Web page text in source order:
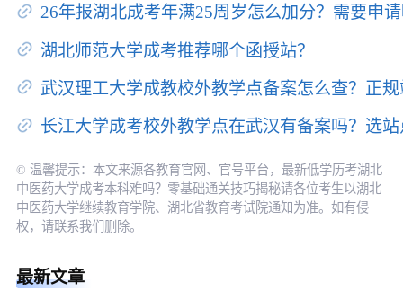
26年报湖北成考年满25周岁怎么加分？需要申
湖北师范大学成考推荐哪个函授站？
武汉理工大学成教校外教学点备案怎么查？正
长江大学成考校外教学点在武汉有备案吗？选
© 温馨提示：本文来源各教育官网、官号平台，最新低学历考湖北
中医药大学成考本科难吗？零基础通关技巧揭秘请各位考生以湖北
中医药大学继续教育学院、湖北省教育考试院通知为准。如有侵
权，请联系我们删除。
最新文章